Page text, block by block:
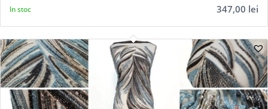
347,00 lei
In stoc